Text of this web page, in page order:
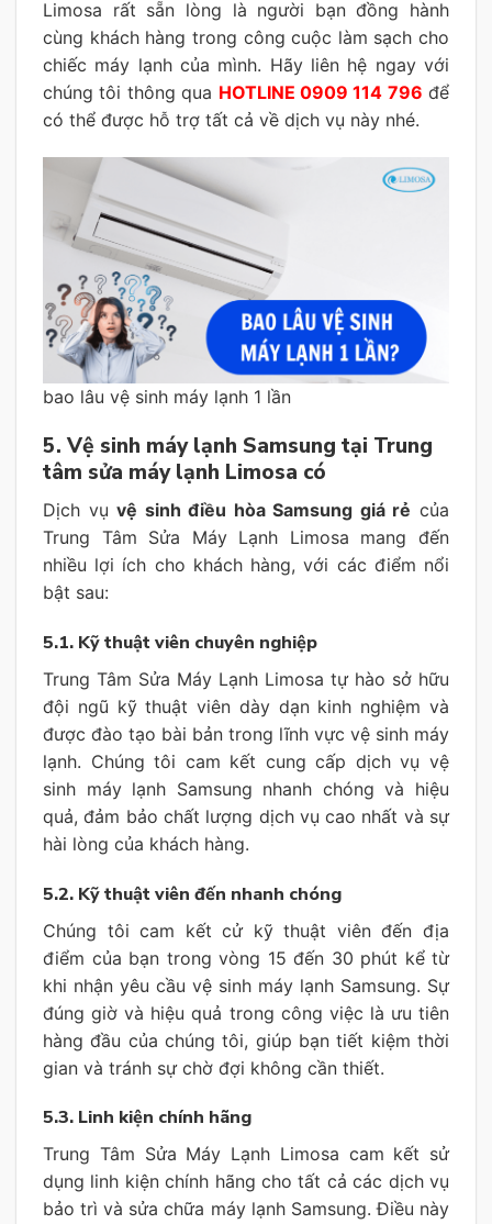
Limosa rất sẵn lòng là người bạn đồng hành
cùng khách hàng trong công cuộc làm sạch cho
chiếc máy lạnh của mình. Hãy liên hệ ngay với
chúng tôi thông qua HOTLINE 0909 114 796 để
có thể được hỗ trợ tất cả về dịch vụ này nhé.
bao lâu vệ sinh máy lạnh 1 lần
5. Vệ sinh máy lạnh Samsung tại Trung
tâm sửa máy lạnh Limosa có
Dịch vụvệ sinh điều hòa Samsung giá rẻ của
Trung Tâm Sửa Máy Lạnh Limosa mang đến
nhiều lợi ích cho khách hàng, với các điểm nổi
bật sau:
5.1. Kỹ thuật viên chuyên nghiệp
Trung Tâm Sửa Máy Lạnh Limosa tự hào sở hữu
đội ngũ kỹ thuật viên dày dạn kinh nghiệm và
được đào tạo bài bản trong lĩnh vực vệ sinh máy
lạnh. Chúng tôi cam kết cung cấp dịch vụ vệ
sinh máy lạnh Samsung nhanh chóng và hiệu
quả, đảm bảo chất lượng dịch vụ cao nhất và sự
hài lòng của khách hàng.
5.2. Kỹ thuật viên đến nhanh chóng
Chúng tôi cam kết cử kỹ thuật viên đến địa
điểm của bạn trong vòng 15 đến 30 phút kể từ
khi nhận yêu cầu vệ sinh máy lạnh Samsung. Sự
đúng giờ và hiệu quả trong công việc là ưu tiên
hàng đầu của chúng tôi, giúp bạn tiết kiệm thời
gian và tránh sự chờ đợi không cần thiết.
5.3. Linh kiện chính hãng
Trung Tâm Sửa Máy Lạnh Limosa cam kết sử
dụng linh kiện chính hãng cho tất cả các dịch vụ
bảo trì và sửa chữa máy lạnh Samsung. Điều này